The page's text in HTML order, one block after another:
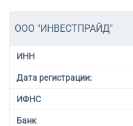
ООО "ИНВЕСТПРАЙД"
ИНН
Дата регистрации:
ИФНС
Банк